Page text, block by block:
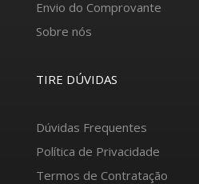
Envio do Comprovante
Sobre nós
TIRE DÚVIDAS
Dúvidas Frequentes
Política de Privacidade
Termos de Contratação